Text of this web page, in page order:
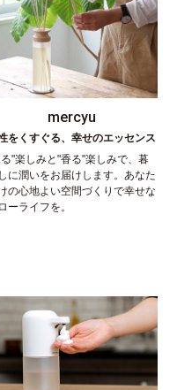
mercyu
をくすぐる、幸せのエッセンス
"楽しみと"香る"楽しみで、暮
に潤いをお届けします。あなた
の心地よい空間づくりで幸せな
ーライフを。